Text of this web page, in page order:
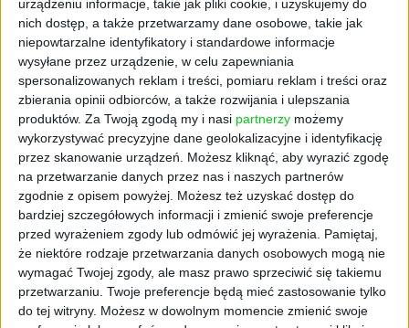
urządzeniu informacje, takie jak pliki cookie, i uzyskujemy do
nich dostęp, a także przetwarzamy dane osobowe, takie jak
niepowtarzalne identyfikatory i standardowe informacje
wysyłane przez urządzenie, w celu zapewniania
spersonalizowanych reklam i treści, pomiaru reklam i treści oraz
zbierania opinii odbiorców, a także rozwijania i ulepszania
produktów. Za Twoją zgodą my i nasi partnerzy możemy
wykorzystywać precyzyjne dane geolokalizacyjne i identyfikację
przez skanowanie urządzeń. Możesz kliknąć, aby wyrazić zgodę
na przetwarzanie danych przez nas i naszych partnerów
zgodnie z opisem powyżej. Możesz też uzyskać dostęp do
bardziej szczegółowych informacji i zmienić swoje preferencje
przed wyrażeniem zgody lub odmówić jej wyrażenia.
Pamiętaj,
że niektóre rodzaje przetwarzania danych osobowych mogą nie
wymagać Twojej zgody, ale masz prawo sprzeciwić się takiemu
przetwarzaniu. Twoje preferencje będą mieć zastosowanie tylko
do tej witryny. Możesz w dowolnym momencie zmienić swoje
15 kwietnia (wtorek),
18 kwietnia (piątek) – dla osób, których
standardowy termin wypada 20 kwietnia
(niedziela),
25 kwietnia (piątek).
Komu przysługuje 13.
emerytura?